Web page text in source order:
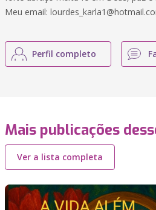
Meu email:
Perfil completo
Mais publicações
Ver a lista completa